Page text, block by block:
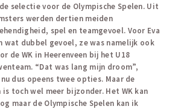
selectie voor de Olympische Spelen. Uit
werden dertien meiden
spel en teamgevoel. Voor Eva
wat dubbel gevoel, ze was namelijk ook
de WK in Heerenveen bij het U18
“Dat was lang mijn droom”,
dus opeens twee opties. Maar de
is toch wel meer bijzonder. Het WK kan
maar de Olympische Spelen kan ik